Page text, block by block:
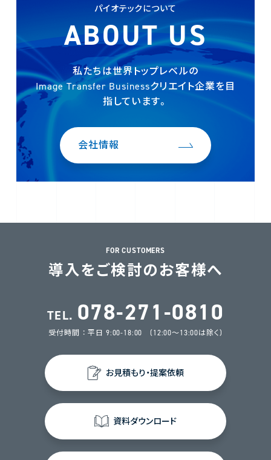
パイオテックについて
ABOUT US
私たちは世界トップレベルの
Image Transfer Businessクリエイト企業を目
指しています。
会社情報
FOR CUSTOMERS
導入をご検討のお客様へ
TEL. 078-271-0810
受付時間 ： 平日 9:00-18:00 (12:00～13:00は除く)
お見積もり・提案依頼
資料ダウンロード